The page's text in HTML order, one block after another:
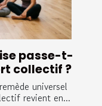
passe-t-
collectif ?
universel
revient en...